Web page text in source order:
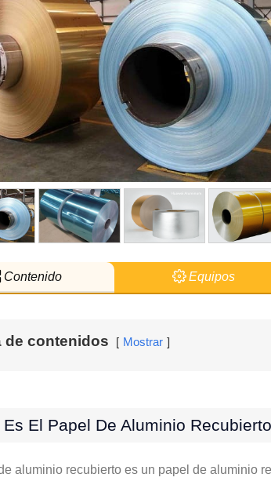
Contenido Equipos
de contenidos Mostrar
Es El Papel De Aluminio
aluminio recubierto es un papel de aluminio